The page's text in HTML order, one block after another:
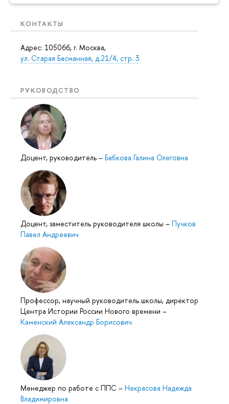
КОНТАКТЫ
Адрес: 105066, г. Москва,
ул. Старая Басманная, д.21/4, стр. 3
РУКОВОДСТВО
Доцент, руководитель – Бабкова Галина Олеговна
Доцент, заместитель руководителя школы – Пучков
Павел Андреевич
Профессор, научный руководитель школы, директор
Центра Истории России Нового времени –
Каменский Александр Борисович
Менеджер по работе с ППС – Некрасова Надежда
Владимировна